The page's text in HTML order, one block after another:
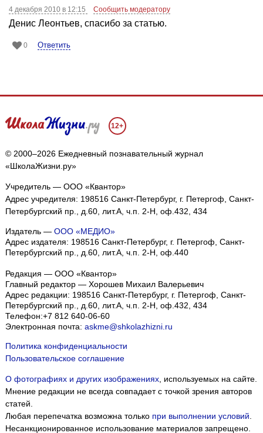
4 декабря 2010 в 12:15 Сообщить модератору
Денис Леонтьев, спасибо за статью.
0 Ответить
12+
© 2000–2026 Ежедневный познавательный журнал
«ШколаЖизни.ру»
Учредитель — ООО «Квантор»
Адрес учредителя: 198516 Санкт-Петербург, г. Петергоф, Санкт-
Петербургский пр., д.60, лит.А, ч.п. 2-Н, оф.432, 434
Издатель — ООО «МЕДИО»
Адрес издателя: 198516 Санкт-Петербург, г. Петергоф, Санкт-
Петербургский пр., д.60, лит.А, ч.п. 2-Н, оф.440
Редакция — ООО «Квантор»
Главный редактор — Хорошев Михаил Валерьевич
Адрес редакции: 198516 Санкт-Петербург, г. Петергоф Санкт-
Петербургский пр., д.60, лит.А, ч.п. 2-Н, оф.432, 434
Телефон:+7 812 640-06-60
Электронная почта: askme@shkolazhizni.ru
Политика конфиденциальности
Пользовательское соглашение
О фотографиях и других изображениях, используемых на сайте.
Мнение редакции не всегда совпадает с точкой зрения авторов
статей.
Любая перепечатка возможна только при выполнении условий
Несанкционированное использование материалов запрещено.